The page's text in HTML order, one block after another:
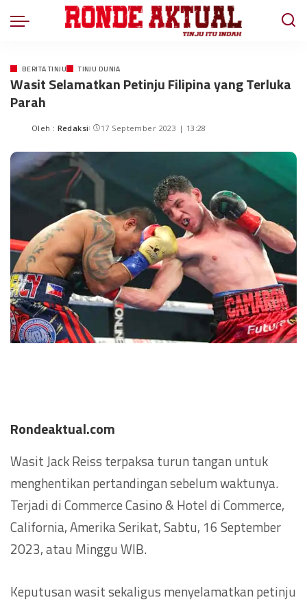
BERITA TINJU TINJU DUNIA
Wasit Selamatkan Petinju Filipina yang Terluka
Parah
Oleh : Redaksi 17 September 2023 | 13:28
Rondeaktual.com
Wasit Jack Reiss terpaksa turun tangan untuk
menghentikan pertandingan sebelum waktunya.
Terjadi di Commerce Casino & Hotel di Commerce,
California, Amerika Serikat, Sabtu, 16 September
2023, atau Minggu WIB.
Keputusan wasit sekaligus menyelamatkan petinju